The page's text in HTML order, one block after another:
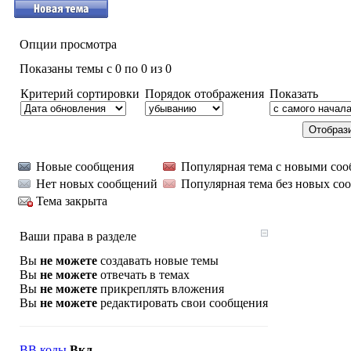
Опции просмотра
Показаны темы с 0 по 0 из 0
Критерий сортировки Порядок отображения Показать
Новые сообщения
Популярная тема с новыми
Нет новых сообщений
Популярная тема без новых
Тема закрыта
Ваши права в разделе
Вы не можете создавать новые темы
Вы не можете отвечать в темах
Вы не можете прикреплять вложения
Вы не можете редактировать свои сообщения